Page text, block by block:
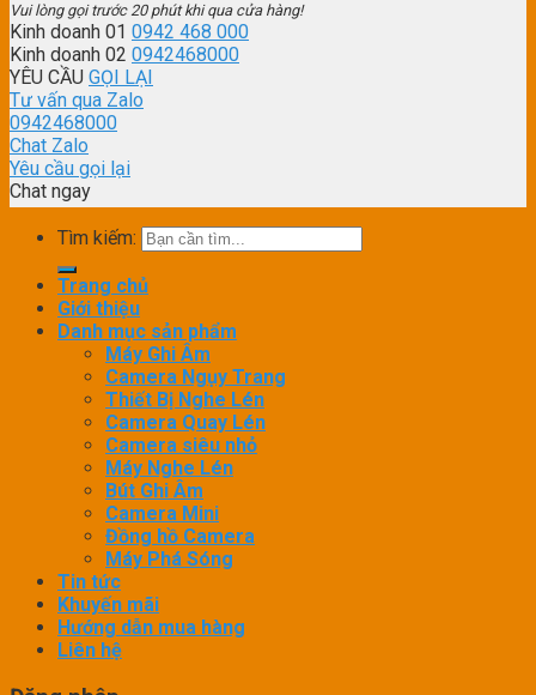
Vui lòng gọi trước 20 phút khi qua cửa hàng!
Kinh doanh 01 0942 468 000
Kinh doanh 02 0942468000
YÊU CẦU GỌI LẠI
Tư vấn qua Zalo
0942468000
Chat Zalo
Yêu cầu gọi lại
Chat ngay
Tìm kiếm:
Trang chủ
Giới thiệu
Danh mục sản phẩm
Máy Ghi Âm
Camera Ngụy Trang
Thiết Bị Nghe Lén
Camera Quay Lén
Camera siêu nhỏ
Máy Nghe Lén
Bút Ghi Âm
Camera Mini
Đồng hồ Camera
Máy Phá Sóng
Tin tức
Khuyến mãi
Hướng dẫn mua hàng
Liên hệ